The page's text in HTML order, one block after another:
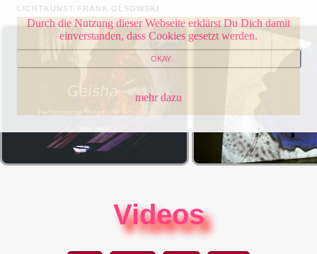
Durch die Nutzung dieser Webseite erklärst Du Dich damit
einverstanden, dass Cookies gesetzt werden.
OKAY
mehr dazu
LICHTKUNST FRANK OLSOWSKI
Videos